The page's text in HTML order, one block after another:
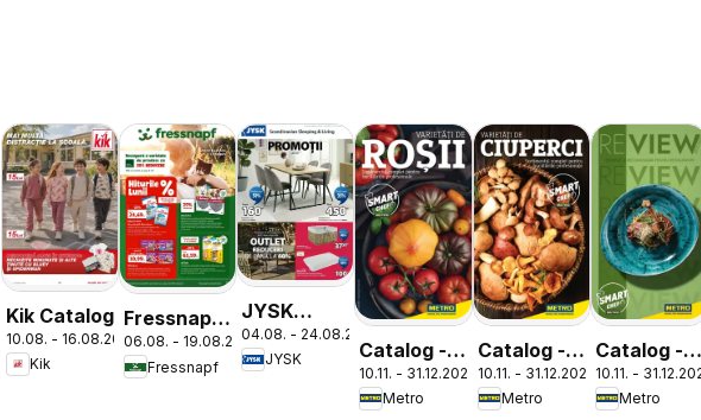
Kik Catalog
10.08. - 16.08.2026
Kik
Fressnapf
Catalog
06.08. - 19.08.2026
Fressnapf
JYSK
Catalog
04.08. - 24.08.2026
JYSK
Catalog -
Varietăți
de Roșii
10.11. - 31.12.2026
Metro
Catalog -
Varietăți
de Ciuperci
10.11. - 31.12.2026
Metro
Catalog -
ReView
Tendințe și
10.11. -
Metro